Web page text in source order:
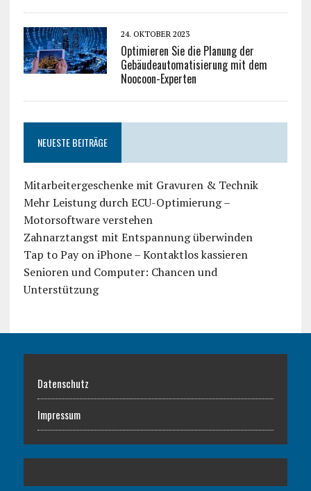
24. OKTOBER 2023
Optimieren Sie die Planung der
Gebäudeautomatisierung mit dem
Noocoon-Experten
NEUESTE BEITRÄGE
Mitarbeitergeschenke mit Gravuren & Technik
Mehr Leistung durch ECU-Optimierung –
Motorsoftware verstehen
Zahnarztangst mit Entspannung überwinden
Tap to Pay on iPhone – Kontaktlos kassieren
Senioren und Computer: Chancen und
Unterstützung
Datenschutz
Impressum